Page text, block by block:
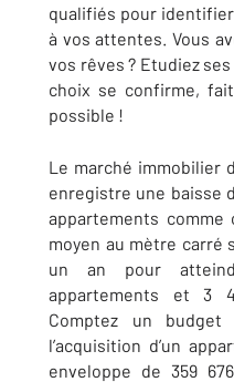
qualifiés pour
à vos attentes. Vous
vos rêves ? Etudiez
choix se confirme,
possible !
Le marché immobilier
enregistre une baisse
appartements
moyen au mètre carré
un an pour
appartements et 3
Comptez un
l’acquisition d’un
enveloppe de 359